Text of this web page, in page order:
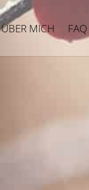
ÜBER MICH FAQ